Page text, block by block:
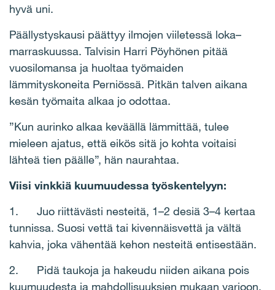
hyvä uni.
Päällystyskausi päättyy ilmojen viiletessä loka–
marraskuussa. Talvisin Harri Pöyhönen pitää
vuosilomansa ja huoltaa työmaiden
lämmityskoneita Perniössä. Pitkän talven aikana
kesän työmaita alkaa jo odottaa.
”Kun aurinko alkaa keväällä lämmittää, tulee
mieleen ajatus, että eikös sitä jo kohta voitaisi
lähteä tien päälle”, hän naurahtaa.
Viisi vinkkiä kuumuudessa työskentelyyn:
1.
Juo riittävästi nesteitä, 1–2 desiä 3–4 kertaa
tunnissa. Suosi vettä tai kivennäisvettä ja vältä
kahvia, joka vähentää kehon nesteitä entisestään.
2.
Pidä taukoja ja hakeudu niiden aikana pois
kuumuudesta ja mahdollisuuksien mukaan varjoon.